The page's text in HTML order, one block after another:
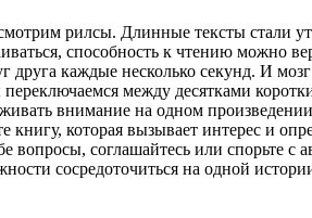
рилсы. Длинные тексты стали
способность к чтению можно
каждые несколько секунд. И
между десятками
внимание на одном
книгу, которая вызывает интерес и
вопросы, соглашайтесь или спорьте с
сосредоточиться на одной